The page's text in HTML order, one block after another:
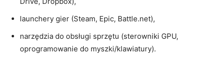
launchery gier (Steam, Epic, Battle.net),
narzędzia do obsługi sprzętu (sterowniki GPU,
oprogramowanie do myszki/klawiatury).